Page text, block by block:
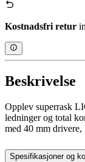
Kostnadsfri retur
Beskrivelse
Opplev superrask
ledninger og total
med 40 mm
Spesifikasjoner og